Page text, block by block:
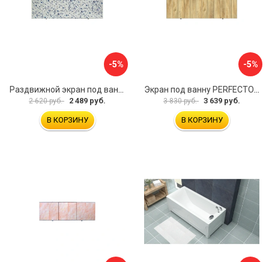
-5%
2 620 руб. 2 489 руб.
В КОРЗИНУ
-5%
3 830 руб. 3 639 руб.
В КОРЗИНУ